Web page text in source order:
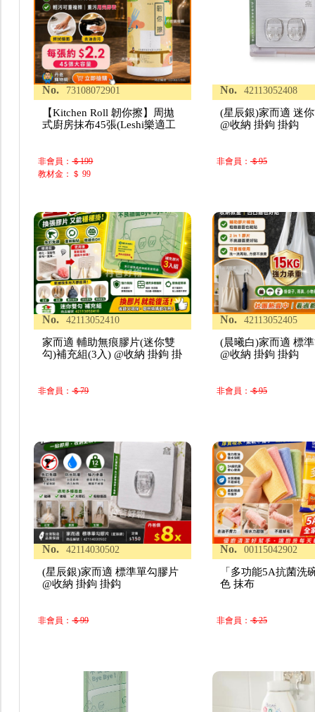
No. 73108072901
【Kitchen Roll 韌你擦】周拋
式廚房抹布45張(Leshi樂適工
非會員：＄199
教材金：＄ 99
No. 42113052408
(星辰銀)家而適 迷
@收納 掛鉤 掛鈎
非會員： ＄95
No. 42113052410
家而適 輔助無痕膠片(迷你雙
勾)補充組(3入) @收納 掛鉤 掛
非會員：＄79
No. 42113052405
(晨曦白)家而適 標
@收納 掛鉤 掛鈎
非會員： ＄95
No. 42114030502
(星辰銀)家而適 標準單勾膠片
@收納 掛鉤 掛鈎
非會員：＄99
No. 00115042902
「多功能5A抗菌洗
色 抹布
非會員： ＄25